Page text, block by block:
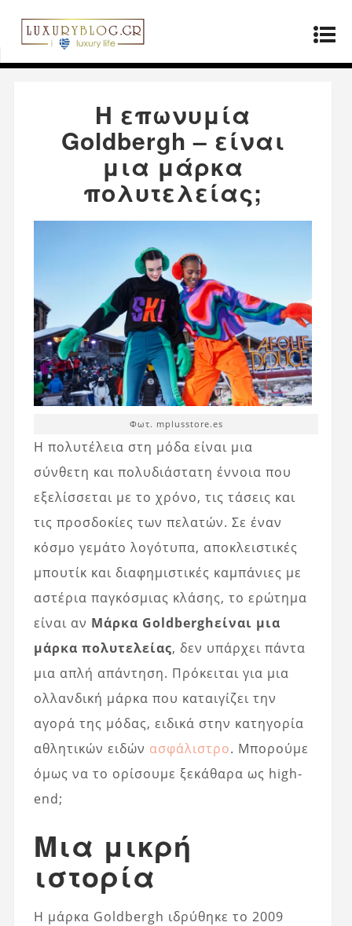
Αρχική σελίδα»Μόδα
Η επωνυμία Goldbergh
– είναι μια μάρκα πολυτελείας;
Η επωνυμία
Goldbergh – είναι
μια μάρκα
πολυτελείας;
Φωτ. mplusstore.es
Η πολυτέλεια στη μόδα είναι μια
σύνθετη και πολυδιάστατη έννοια που
εξελίσσεται με το χρόνο, τις τάσεις και
τις προσδοκίες των πελατών. Σε έναν
κόσμο γεμάτο λογότυπα, αποκλειστικές
μπουτίκ και διαφημιστικές καμπάνιες με
αστέρια παγκόσμιας κλάσης, το ερώτημα
είναι αν Μάρκα Goldberghείναι μια
μάρκα πολυτελείας, δεν υπάρχει πάντα
μια απλή απάντηση. Πρόκειται για μια
ολλανδική μάρκα που καταιγίζει την
αγορά της μόδας, ειδικά στην κατηγορία
αθλητικών ειδών ασφάλιστρο. Μπορούμε
όμως να το ορίσουμε ξεκάθαρα ως high-
end;
Μια μικρή
ιστορία
Η μάρκα Goldbergh ιδρύθηκε το 2009